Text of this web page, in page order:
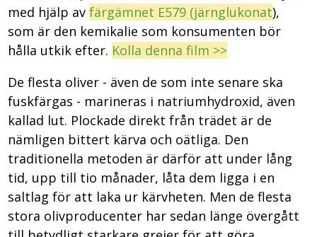
med hjälp avfärgämnet E579 (järnglukonat),
som är den kemikalie som konsumenten bör
hålla utkik efter. Kolla denna film >>
De flesta oliver - även de som inte senare ska
fuskfärgas - marineras i natriumhydroxid, även
kallad lut. Plockade direkt från trädet är de
nämligen bittert kärva och oätliga. Den
traditionella metoden är därför att under lång
tid, upp till tio månader, låta dem ligga i en
saltlag för att laka ur kärvheten. Men de flesta
stora olivproducenter har sedan länge övergått